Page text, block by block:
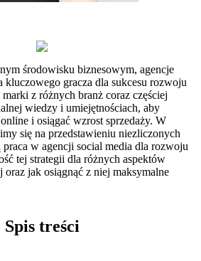
środowisku biznesowym, agencje
kluczowego gracza ‍dla sukcesu rozwoju
⁢z⁢ różnych branż ⁣coraz częściej⁣
wiedzy i umiejętnościach, aby
i osiągać wzrost ⁤sprzedaży. ​W
się na przedstawieniu ⁢niezliczonych
praca‌ w agencji social ⁢media dla rozwoju
⁣tej strategii dla ‍różnych aspektów
oraz jak osiągnąć z niej maksymalne‌
Spis treści